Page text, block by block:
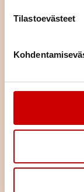
Tilastoevästeet
muiden saman
This content
Change cookie